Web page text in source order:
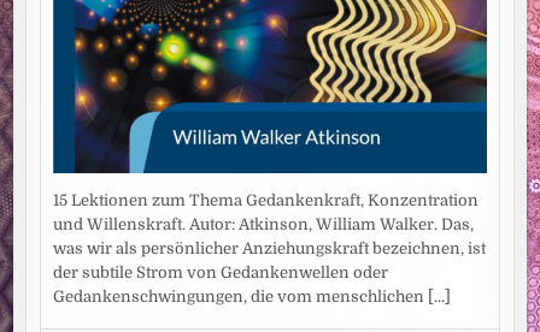
15 Lektionen zum Thema Gedankenkraft, Konzentration
und Willenskraft. Autor: Atkinson, William Walker. Das,
was wir als persönlicher Anziehungskraft bezeichnen, ist
der subtile Strom von Gedankenwellen oder
Gedankenschwingungen, die vom menschlichen [...]